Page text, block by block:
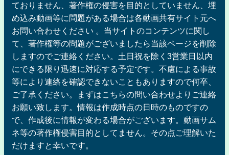
ておりません、著作権の侵害を目的としていません、埋
め込み動画等に問題がある場合は各動画共有サイト元へ
お問い合わせください 。当サイトのコンテンツに関し
て、著作権等の問題がございましたら当該ページを削除
しますのでご連絡ください。土日祝を除く3営業日以内
にできる限り迅速に対応する予定です。不慮による事故
等により連絡を確認できないこともありますので何卒、
ご了承ください。まずはこちらの問い合わせよりご連絡
お願い致します。情報は作成時点の日時のものですの
で、作成後に情報が変わる場合がございます。動画サム
ネ等の著作権侵害目的としてません。その点ご理解いた
だけますと幸いです。